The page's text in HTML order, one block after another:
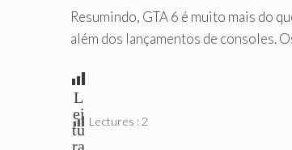
Resumindo, GTA 6 é muito mais do
além dos lançamentos de consoles.
L
ei
tu
ra
Lectures :2